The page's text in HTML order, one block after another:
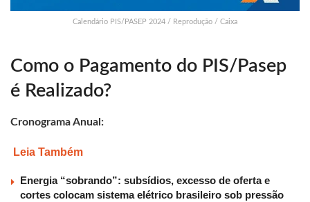
Calendário PIS/PASEP 2024 / Reprodução / Caixa
Como o Pagamento do PIS/Pasep
é Realizado?
Cronograma Anual:
Leia Também
Energia “sobrando”: subsídios, excesso de oferta e
cortes colocam sistema elétrico brasileiro sob pressão